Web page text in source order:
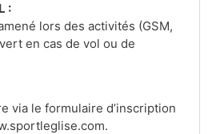
:
lors des activités (GSM,
en cas de vol ou de
via le formulaire d’inscription